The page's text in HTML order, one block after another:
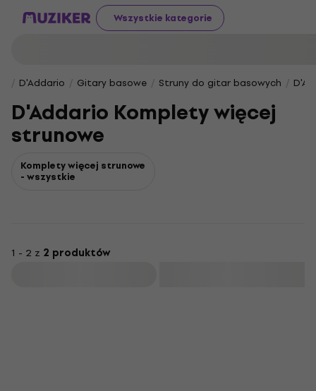
Wszystkie kategorie
D'Addario Gitary basowe Struny do gitar basowych
D'Addario Komplety więcej
strunowe
Komplety więcej strunowe
- wszystkie
1 - 2 z 2 produktów